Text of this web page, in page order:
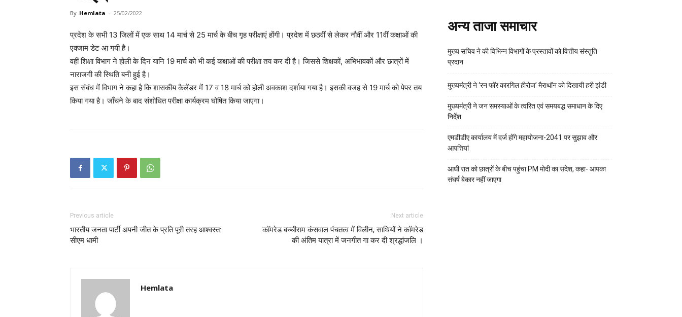
By Hemlata - 25/02/2022
प्रदेश के सभी 13 जिलों में एक साथ 14 मार्च से 25 मार्च के बीच गृह परीक्षाएं होंगी। प्रदेश में छठवीं से लेकर नौवीं और 11वीं कक्षाओं की
एक्जाम डेट आ गयी है।
वहीं शिक्षा विभाग ने होली के दिन यानि 19 मार्च को भी कई कक्षाओं की परीक्षा तय कर दी है। जिससे शिक्षकों, अभिभावकों और छात्रों में
नाराजगी की स्थिति बनी हुई है।
इस संबंध में विभाग ने कहा है कि शासकीय कैलेंडर में 17 व 18 मार्च को होली अवकाश दर्शाया गया है। इसकी वजह से 19 मार्च को पेपर तय
किया गया है। जाँचने के बाद संशोधित परीक्षा कार्यक्रम घोषित किया जाएगा।
Previous article
भारतीय जनता पार्टी अपनी जीत के प्रति पूरी तरह आश्वस्त:
सीएम धामी
Next article
कॉमरेड बच्चीराम कंसवाल पंचतत्व में विलीन, साथियों ने कॉमरेड
की अंतिम यात्रा में जनगीत गा कर दी श्रद्धांजलि ।
Hemlata
अन्य ताजा समाचार
मुख्य सचिव ने की विभिन्न विभागों के प्रस्तावों को वित्तीय संस्तुति
प्रदान
मुख्यमंत्री ने ‘रन फॉर कारगिल हीरोज’ मैराथॉन को दिखायी हरी झंडी
मुख्यमंत्री ने जन समस्याओं के त्वरित एवं समयबद्ध समाधान के दिए
निर्देश
एमडीडीए कार्यालय में दर्ज होंगे महायोजना-2041 पर सुझाव और
आपत्तियां
आधी रात को छात्रों के बीच पहुंचा PM मोदी का संदेश, कहा- आपका
संघर्ष बेकार नहीं जाएगा